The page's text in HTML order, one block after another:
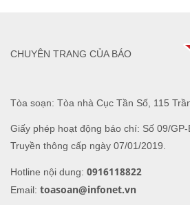
Tòa soạn: Tòa nhà Cục Tần Số, 115
Giấy phép hoạt động báo chí: Số 09/
Truyền thông cấp ngày 07/01/2019.
Hotline nội dung: 0916118822
Email: toasoan@infonet.vn
CHUYÊN TRANG CỦA BÁO